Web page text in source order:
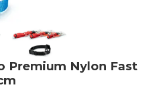
Premium Nylon Fast